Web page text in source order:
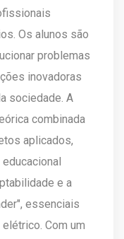
Os alunos são
problemas
inovadoras
sociedade. A
combinada
aplicados,
e a
essenciais
Com um